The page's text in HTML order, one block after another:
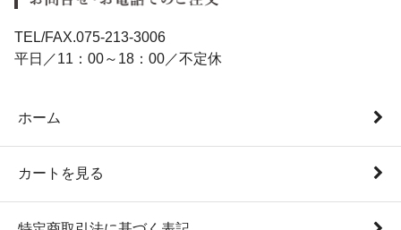
TEL/FAX.075-213-3006
平日／11：00～18：00／不定休
ホーム
カートを見る